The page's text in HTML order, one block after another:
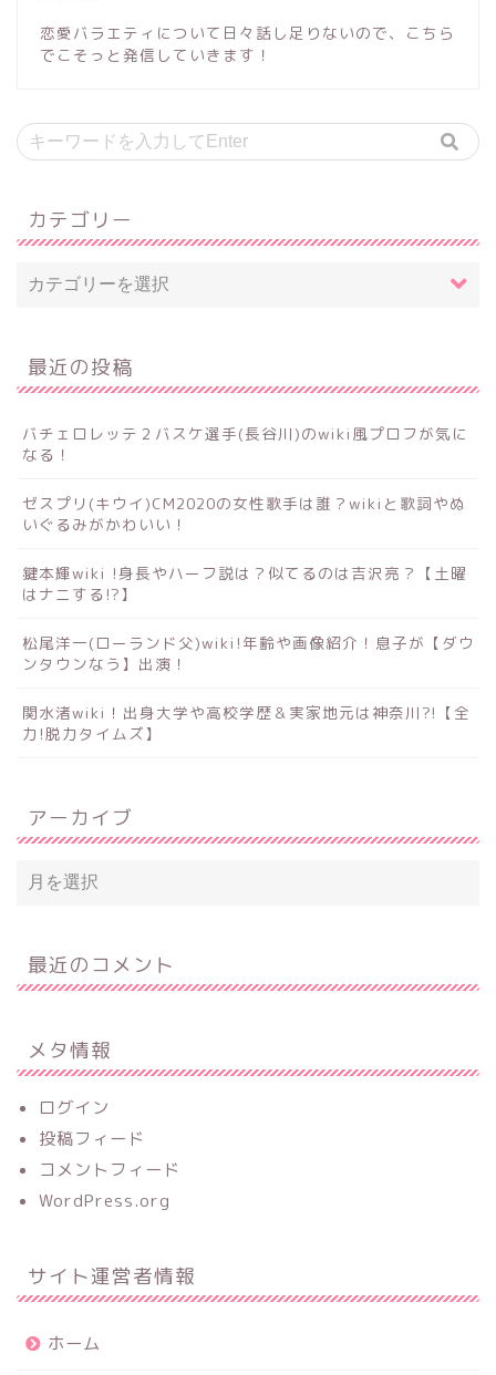
恋愛バラエティについて日々話し足りないので、こちら
でこそっと発信していきます！
カテゴリー
最近の投稿
バチェロレッテ２バスケ選手(長谷川)のwiki風プロフが気に
なる！
ゼスプリ(キウイ)CM2020の女性歌手は誰？wikiと歌詞やぬ
いぐるみがかわいい！
鍵本輝wiki !身長やハーフ説は？似てるのは吉沢亮？【土曜
はナニする!?】
松尾洋一(ローランド父)wiki!年齢や画像紹介！息子が【ダウ
ンタウンなう】出演！
関水渚wiki！出身大学や高校学歴＆実家地元は神奈川?!【全
力!脱力タイムズ】
アーカイブ
最近のコメント
メタ情報
ログイン
投稿フィード
コメントフィード
WordPress.org
サイト運営者情報
ホーム